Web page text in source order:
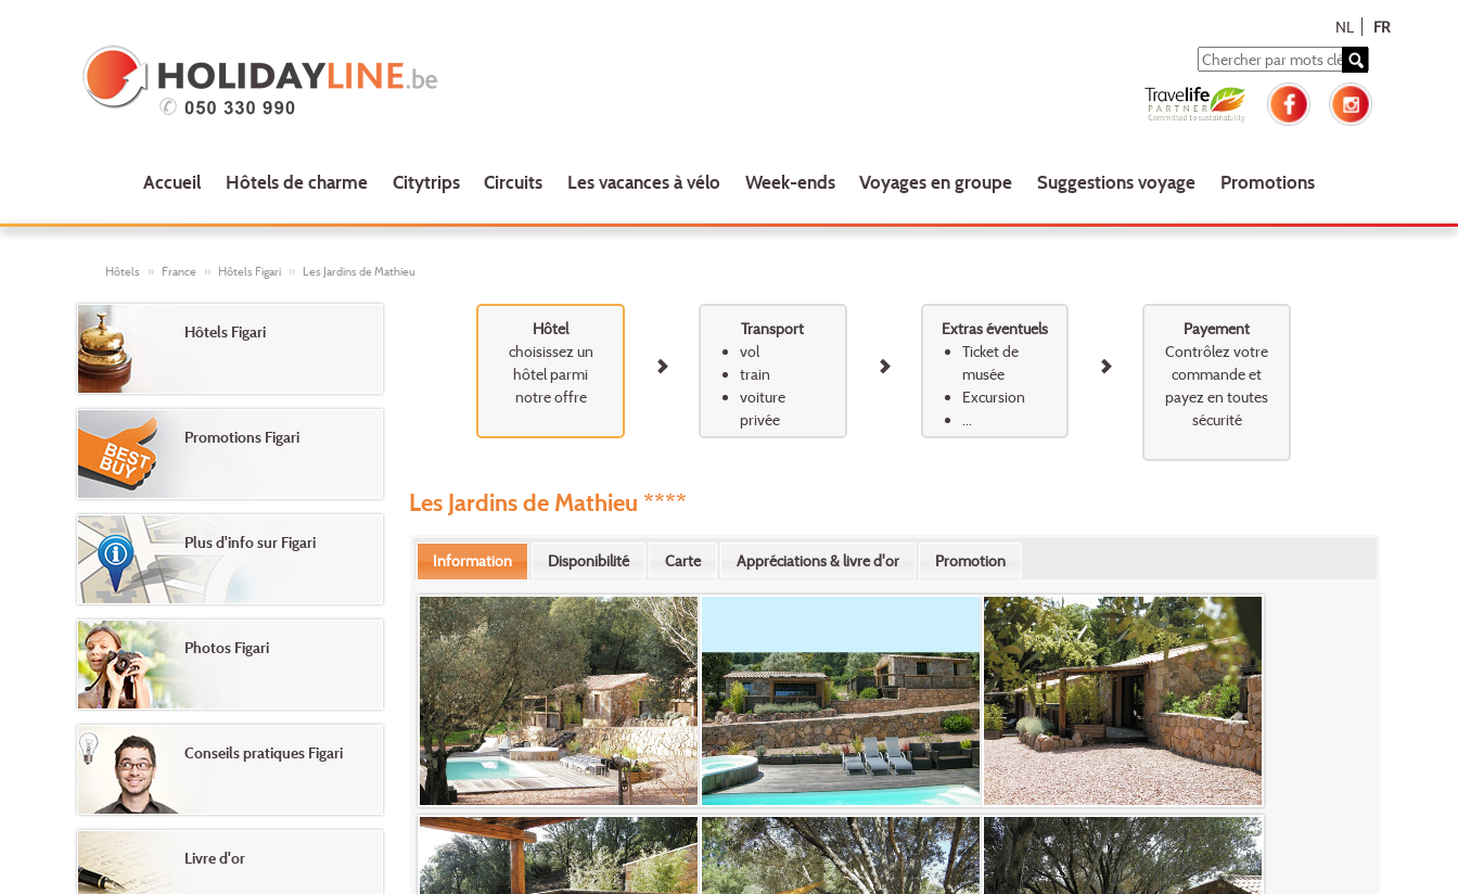
NL FR
Accueil Hôtels de charme Citytrips Circuits Les vacances à vélo Week-ends Voyages en groupe Suggestions voyage Promotions
Hôtels France Hôtels Figari Les Jardins de Mathieu
Hôtel
choisissez un
hôtel parmi
notre offre
Transport
vol
train
voiture
privée
Extras éventuels
Ticket de
musée
Excursion
Payement
Contrôlez votre
commande et
payez en toutes
sécurité
Les Jardins de Mathieu ****
Information Disponibilité Carte Appréciations & livre d'or Promotion
Hôtels Figari
Promotions Figari
Plus d'info sur Figari
Photos Figari
Conseils pratiques Figari
Livre d'or